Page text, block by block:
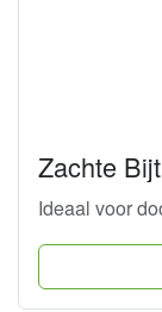
Zachte
Ideaal voor